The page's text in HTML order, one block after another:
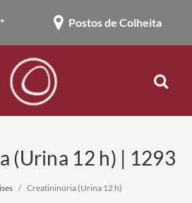
Postos de Colheita
(Urina 12 h) | 1293
Creatininúria (Urina 12 h)